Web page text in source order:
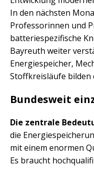
In den nächsten
Professorinnen und
batteriespezifische
Bayreuth weiter
Energiespeicher,
Stoffkreisläufe bilden
Bundesweit
Die zentrale
die
mit einem enormen
Es braucht